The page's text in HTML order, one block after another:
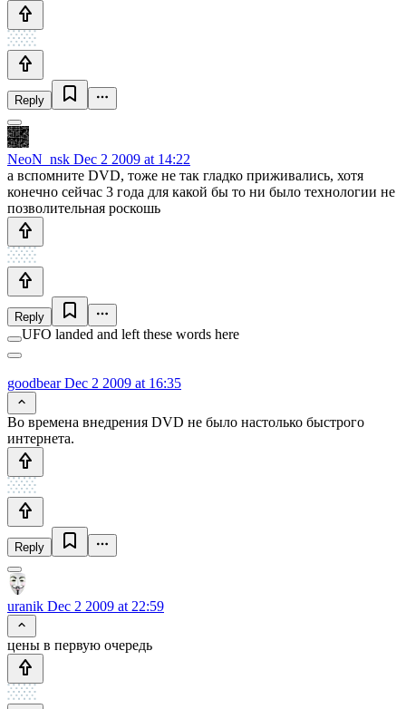
Reply
NeoN_nsk Dec 2 2009 at 14:22
а вспомните DVD, тоже не так гладко приживались, хотя
конечно сейчас 3 года для какой бы то ни было технологии не
позволительная роскошь
Reply
UFO landed and left these words here
goodbearDec 2 2009 at 16:35
Во времена внедрения DVD не было настолько быстрого
интернета.
Reply
uranik Dec 2 2009 at 22:59
цены в первую очередь